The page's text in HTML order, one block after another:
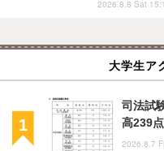
2026.8.8 Sat
大学生ア
司法試
高239点
2026.8.7